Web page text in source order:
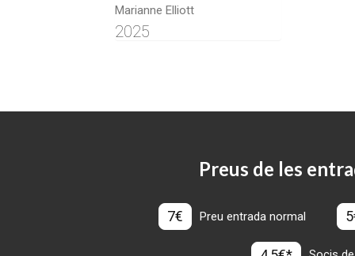
Marianne Elliott
2025
Preus de les
7€ Preu entrada normal